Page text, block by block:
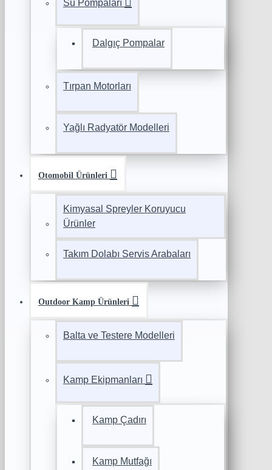
Su Pompaları
Dalgıç Pompalar
Tırpan Motorları
Yağlı Radyatör Modelleri
Otomobil Ürünleri
Kimyasal Spreyler Koruyucu
Ürünler
Takım Dolabı Servis Arabaları
Outdoor Kamp Ürünleri
Balta ve Testere Modelleri
Kamp Ekipmanları
Kamp Çadırı
Kamp Mutfağı